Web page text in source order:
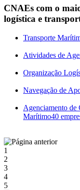
CNAEs com o
logística e
Transporte
Atividades de
Organização
Navegação de
Agenciamento de
Marítimo40
1
2
3
4
5